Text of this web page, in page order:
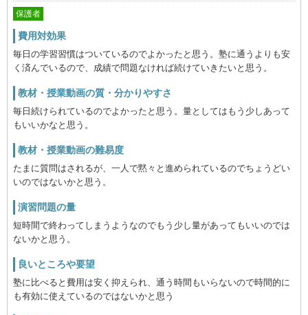
保護者
費用対効果
毎日の学習習慣はついているのでよかったと思う。塾に通うよりも安
く済んでいるので、成績で問題なければ続けていきたいと思う。
教材・授業動画の質・分かりやすさ
毎日続けられているのでよかったと思う。量としてはもう少しあって
もいいかなと思う。
教材・授業動画の難易度
たまに質問はされるが、一人で黙々と進められているのでちょうどい
いのではないかと思う。
演習問題の量
短時間で終わってしまうようなのでもう少し量があってもいいのでは
ないかと思う。
良いところや要望
塾に比べると費用は安く抑えられ、通う時間もいらないので時間的に
も有効に使えているのではないかと思う